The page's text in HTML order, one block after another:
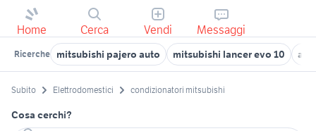
Home Cerca Vendi Messaggi
Ricerche mitsubishi pajero auto mitsubishi lancer evo 10
Subito Elettrodomestici condizionatori mitsubishi
Cosa cerchi?